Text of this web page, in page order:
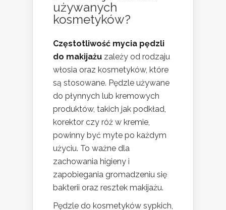
używanych
kosmetyków?
Częstotliwość mycia pędzli
do makijażu zależy od rodzaju
włosia oraz kosmetyków, które
są stosowane. Pędzle używane
do płynnych lub kremowych
produktów, takich jak podkład,
korektor czy róż w kremie,
powinny być myte po każdym
użyciu. To ważne dla
zachowania higieny i
zapobiegania gromadzeniu się
bakterii oraz resztek makijażu.
Pędzle do kosmetyków sypkich,